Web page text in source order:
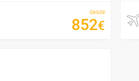
desde
852€